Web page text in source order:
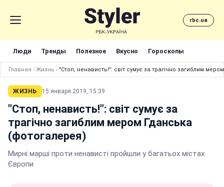
rbc.ua
Люди Тренды Полезное Вкусно Гороскопы
Главная › Жизнь › "Стоп, ненависть!": світ сумує за трагічно загиблим
ЖИЗНЬ 15 января 2019, 15:39
"Стоп, ненависть!": світ сумує за
трагічно загиблим мером Гданська
(фотогалерея)
Мирні марші проти ненависті пройшли у багатьох містах
Європи